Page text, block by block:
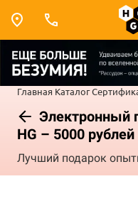
Главная Каталог
Электронный
HG – 5000 рублей
Лучший подарок